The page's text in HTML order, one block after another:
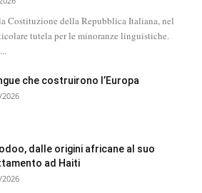
Costituzione della Repubblica Italiana, nel
tutela per le minoranze linguistiche.
che costruirono l’Europa
dalle origini africane al suo
ad Haiti